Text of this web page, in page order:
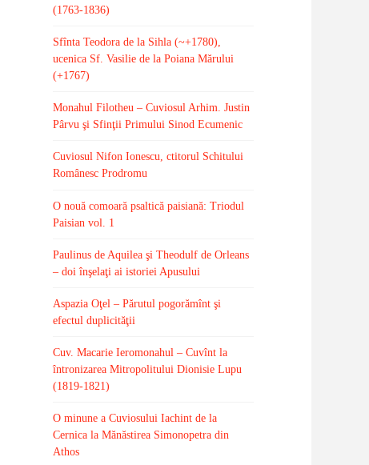
(1763-1836)
Sfînta Teodora de la Sihla (~+1780),
ucenica Sf. Vasilie de la Poiana Mărului
(+1767)
Monahul Filotheu – Cuviosul Arhim. Justin
Pârvu şi Sfinţii Primului Sinod Ecumenic
Cuviosul Nifon Ionescu, ctitorul Schitului
Românesc Prodromu
O nouă comoară psaltică paisiană: Triodul
Paisian vol. 1
Paulinus de Aquilea şi Theodulf de Orleans
– doi înşelaţi ai istoriei Apusului
Aspazia Oţel – Părutul pogorămînt şi
efectul duplicităţii
Cuv. Macarie Ieromonahul – Cuvînt la
întronizarea Mitropolitului Dionisie Lupu
(1819-1821)
O minune a Cuviosului Iachint de la
Cernica la Mănăstirea Simonopetra din
Athos